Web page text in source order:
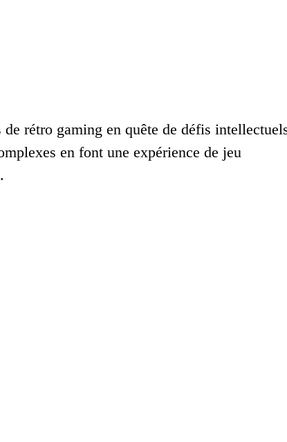
rétro gaming en quête de défis
en font une expérience de jeu